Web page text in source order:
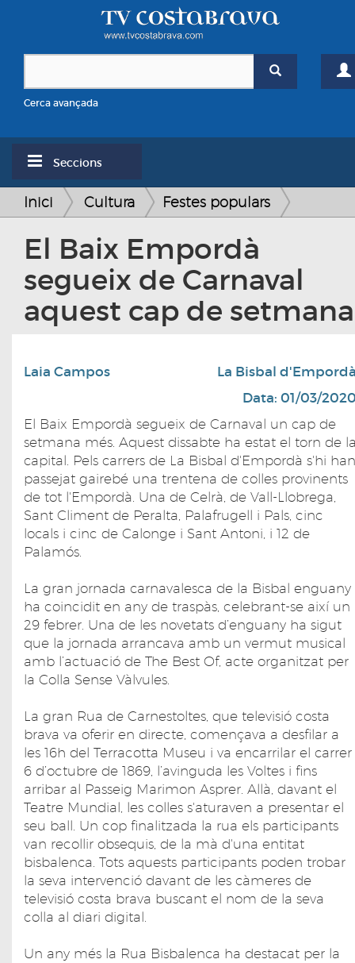
Cerca avançada
Seccions
Inici Cultura Festes populars
El Baix Empordà
segueix de Carnaval
aquest cap de setmana
Laia Campos
La Bisbal
Data: 01/03/
El Baix Empordà segueix de Carnaval un cap de
setmana més. Aquest dissabte ha estat el torn de
capital. Pels carrers de La Bisbal d'Empordà s'hi han
passejat gairebé una trentena de colles provinents
de tot l'Empordà. Una de Celrà, de Vall-Llobrega,
Sant Climent de Peralta, Palafrugell i Pals, cinc
locals i cinc de Calonge i Sant Antoni, i 12 de
Palamós.
La gran jornada carnavalesca de la Bisbal enguany
ha coincidit en any de traspàs, celebrant-se així un
29 febrer. Una de les novetats d’enguany ha sigut
que la jornada arrancava amb un vermut musical
amb l’actuació de The Best Of, acte organitzat per
la Colla Sense Vàlvules.
La gran Rua de Carnestoltes, que televisió costa
brava va oferir en directe, començava a desfilar a
les 16h del Terracotta Museu i va encarrilar el carrer
6 d’octubre de 1869, l’avinguda les Voltes i fins
arribar al Passeig Marimon Asprer. Allà, davant el
Teatre Mundial, les colles s'aturaven a presentar el
seu ball. Un cop finalitzada la rua els participants
van recollir obsequis, de la mà d'una entitat
bisbalenca. Tots aquests participants poden trobar
la seva intervenció davant de les càmeres de
televisió costa brava buscant el nom de la seva
colla al diari digital.
Un any més la Rua Bisbalenca ha destacat per la